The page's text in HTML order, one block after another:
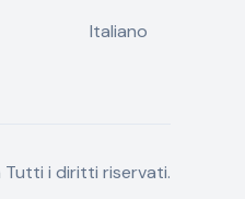
Italiano
Tutti i diritti riservati.